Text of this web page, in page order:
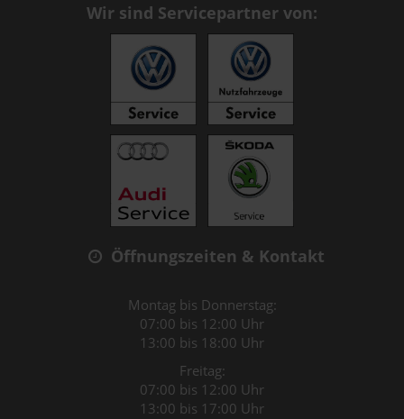
Wir sind Servicepartner von:
Öffnungszeiten & Kontakt
Montag bis Donnerstag:
07:00 bis 12:00 Uhr
13:00 bis 18:00 Uhr
Freitag:
07:00 bis 12:00 Uhr
13:00 bis 17:00 Uhr